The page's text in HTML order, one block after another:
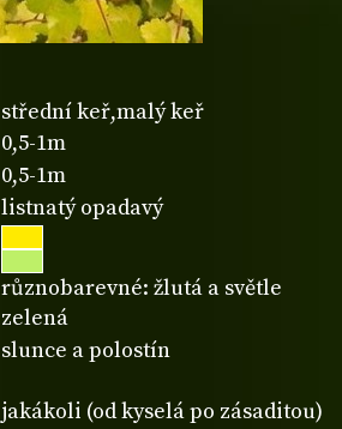
střední keř,malý keř
0,5-1m
0,5-1m
listnatý opadavý
různobarevné: žlutá a světle
zelená
slunce a polostín
jakákoli (od kyselá po zásaditou)